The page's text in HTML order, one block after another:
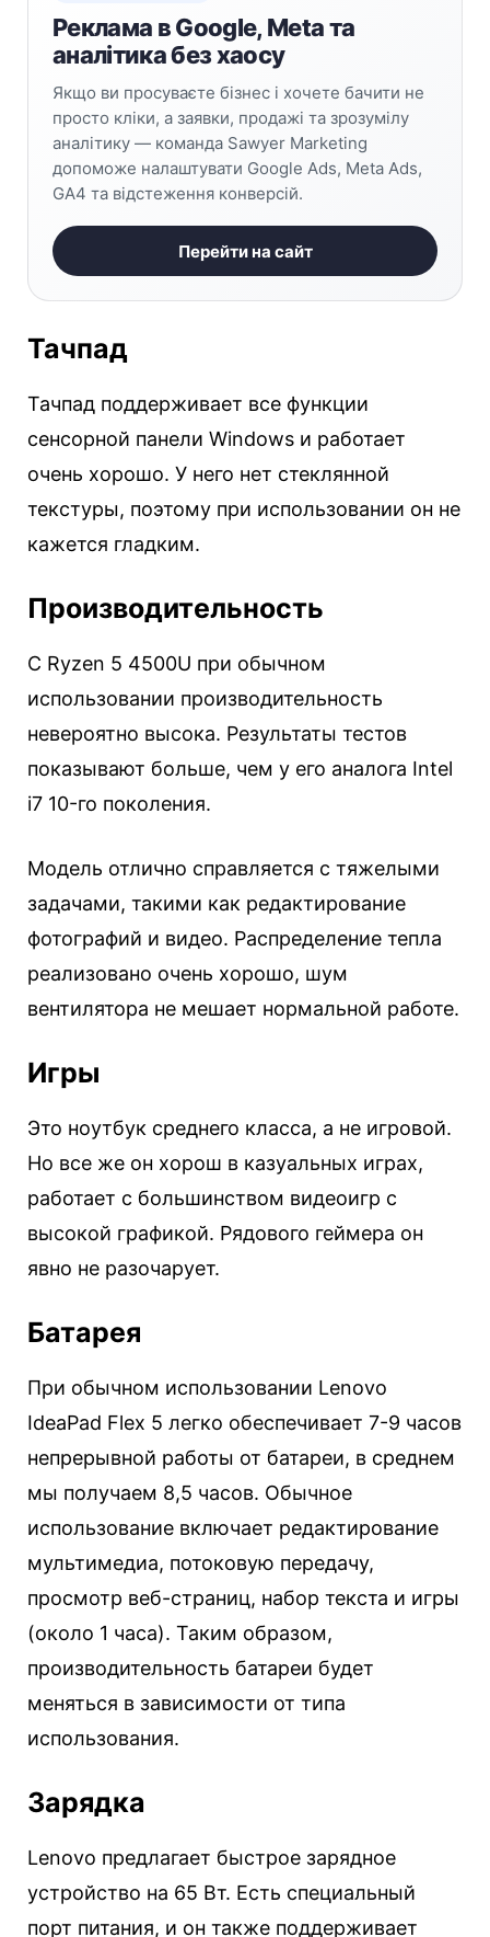
Реклама в Google, Meta та
аналітика без хаосу
Якщо ви просуваєте бізнес і хочете бачити не
просто кліки, а заявки, продажі та зрозумілу
аналітику — команда Sawyer Marketing
допоможе налаштувати Google Ads, Meta Ads,
GA4 та відстеження конверсій.
Перейти на сайт
Тачпад
Тачпад поддерживает все функции
сенсорной панели Windows и работает
очень хорошо. У него нет стеклянной
текстуры, поэтому при использовании он не
кажется гладким.
Производительность
С Ryzen 5 4500U при обычном
использовании производительность
невероятно высока. Результаты тестов
показывают больше, чем у его аналога Intel
i7 10-го поколения.
Модель отлично справляется с тяжелыми
задачами, такими как редактирование
фотографий и видео. Распределение тепла
реализовано очень хорошо, шум
вентилятора не мешает нормальной работе.
Игры
Это ноутбук среднего класса, а не игровой.
Но все же он хорош в казуальных играх,
работает с большинством видеоигр с
высокой графикой. Рядового геймера он
явно не разочарует.
Батарея
При обычном использовании Lenovo
IdeaPad Flex 5 легко обеспечивает 7-9 часов
непрерывной работы от батареи, в среднем
мы получаем 8,5 часов. Обычное
использование включает редактирование
мультимедиа, потоковую передачу,
просмотр веб-страниц, набор текста и игры
(около 1 часа). Таким образом,
производительность батареи будет
меняться в зависимости от типа
использования.
Зарядка
Lenovo предлагает быстрое зарядное
устройство на 65 Вт. Есть специальный
порт питания, и он также поддерживает